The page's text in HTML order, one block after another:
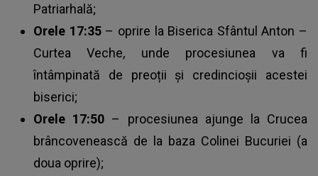
Patriarhală;
Orele 17:35 – oprire la Biserica Sfântul Anton –
Curtea Veche, unde procesiunea va fi
întâmpinată de preoții și credincioșii acestei
biserici;
Orele 17:50 – procesiunea ajunge la Crucea
brâncovenească de la baza Colinei Bucuriei (a
doua oprire);